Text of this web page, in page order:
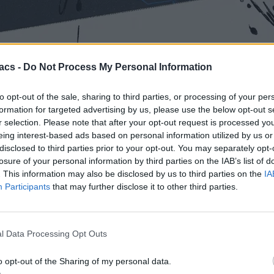
- Do Not Process My Personal Information
opt-out of the sale, sharing to third parties, or processing of your
for targeted advertising by us, please use the below opt-out
selection. Please note that after your opt-out request is processed
interest-based ads based on personal information utilized by us
to third parties prior to your opt-out. You may separately
of your personal information by third parties on the IAB’s list of
This information may also be disclosed by us to third parties on the
Participants that may further disclose it to other third parties.
Data Processing Opt Outs
opt-out of the Sharing of my personal data.
απαντήσεις που δίνει το AI Overviews στην αναζήτηση της.
Overviews.
στην Google, απαγορεύοντάς της να διαδίδει ψευδείς
της Google και για αυτό το δικαστήριο κατατάσσει την
λίστα με αποτελέσματα αναζήτησης.
εταιρείες ήταν απάτες, με παγίδες συνδρομών και
με τους ενάγοντες και άντλησε συνδέσεις που δεν
κατάλληλα και τότε προχώρησαν σε αγωγή.
δεν πρέπει να αντιμετωπίζεται από τον νόμο το ίδιο με
έχει εκπαιδευτεί και με το πως έχει προγραμματιστεί. Όμως
για παράδειγμα, ξεκίνησε με ισχυρισμούς με σιγουριά